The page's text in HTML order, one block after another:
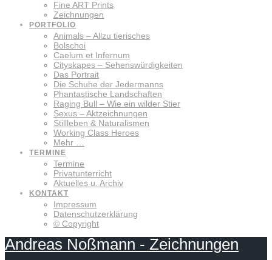
Fine ART Prints
Zeichnungen
PORTFOLIO
Animals – Allzu tierisches
Bolschoi
Caelum et Infernum
Cityskapes – Sehenswürdigkeiten
Das Portrait
Die Schuhe der Jedermanns
Phantastische Landschaften
Raging Bull – Wie ein wilder Stier
Sexus – Aktzeichnungen
Stillleben & Naturalismen
Working Class Heroes
Mehr …
TERMINE
Termine
Privatunterricht
Aktuelles u. Archiv
KONTAKT
Impressum
Datenschutzerklärung
© Copyright
Andreas Noßmann - Zeichnungen